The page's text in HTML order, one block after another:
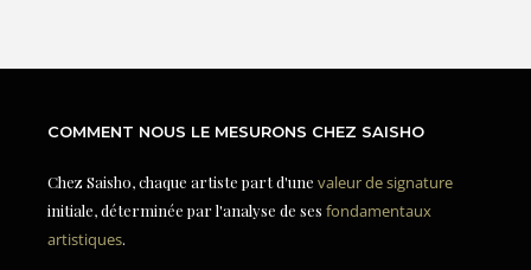
COMMENT NOUS LE MESURONS CHEZ SAISHO
Chez Saisho, chaque artiste part d'une valeur de signature
initiale, déterminée par l'analyse de ses fondamentaux
artistiques.